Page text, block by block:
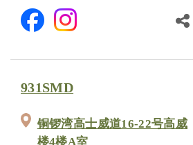
931SMD
铜锣湾高士威道16-22号高威
楼4楼A室